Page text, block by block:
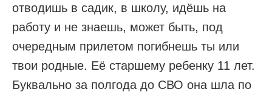
отводишь в садик, в школу, идёшь на
работу и не знаешь, может быть, под
очередным прилетом погибнешь ты или
твои родные. Её старшему ребенку 11 лет.
Буквально за полгода до СВО она шла по